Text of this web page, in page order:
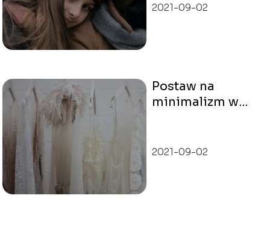
2021-09-02
Postaw na
minimalizm w
2021-09-02